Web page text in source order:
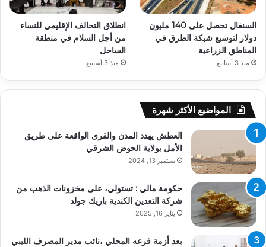
السنغال تحصل على 140 مليون
دولار لتوسيع شبكة الطرق في
المناطق الزراعية
منذ 3 أسابيع
انطلاق التحالف الإقليمي للنساء
من أجل السلام في منطقة
الساحل
منذ 3 أسابيع
المواضيع الأكثر شهرة
العطش يهدد المدن والقرى الواقعة على طريق
الأمل بولاية الحوض الشرقي
سبتمبر 13, 2024
حكومة مالي : تستولي، على مخزونات الذهب من
شركة التعدين الكندية باريك جولد
يناير 16, 2025
بعد أزمة فرعه المحلي ،نائب مدير المصرف الليبي